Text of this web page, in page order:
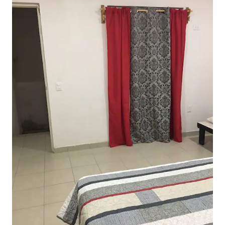
incluído no preço geral do aluguel. Eles
prepararão até duas refeições por dia 6
dias por semana. Não há serviço aos
domingos e feriados nacionais
mexicanos. Eles vão mimar você e criar
umas férias verdadeiramente
relaxantes. Você seleciona no menu Villa
Rosa para até duas refeições por dia e
eles farão as compras para você assim
que você lhes der dinheiro. Pode pedir o
que quiser, mas os itens do menu são
excepcionalmente bons. Os clientes
adoram a culinária do Carlos. Meus
favoritos são o atum de tequila e a
lagosta grelhada. Meus favoritos do café
da manhã são torradas francesas e
huevos rancheros. Peça a Carlos para
fazer de você uma margarita de manga.
Experimente sua carne de porco
mexicana (carnitas) em um pão duro
com seu molho de pimenta muito
restaurante em Puerto Vallarta. Para